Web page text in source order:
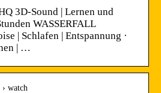
3D-Sound | Lernen und
WASSERFALL
| Schlafen | Entspannung ·
| …
watch